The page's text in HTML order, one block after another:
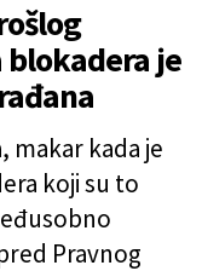
je
makar kada je
koji su to
Pravnog